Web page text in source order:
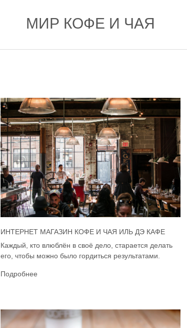
МИР КОФЕ И ЧАЯ
ИНТЕРНЕТ МАГАЗИН КОФЕ И ЧАЯ ИЛЬ ДЭ КАФЕ
Каждый, кто влюблён в своё дело, старается делать
его, чтобы можно было гордиться результатами.
Подробнее